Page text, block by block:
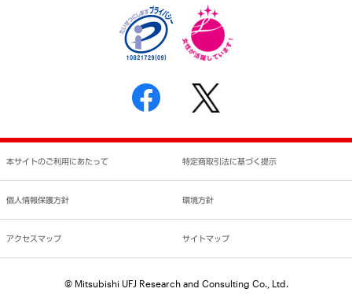
反社会的勢力に対する基本方針
書面による個人情報の開示等の請求の手続きについて
本サイトのご利用にあたって 特定商取引法に基づく提示
個人情報保護方針 環境方針
アクセスマップ サイトマップ
© Mitsubishi UFJ Research and Consulting Co., Ltd.